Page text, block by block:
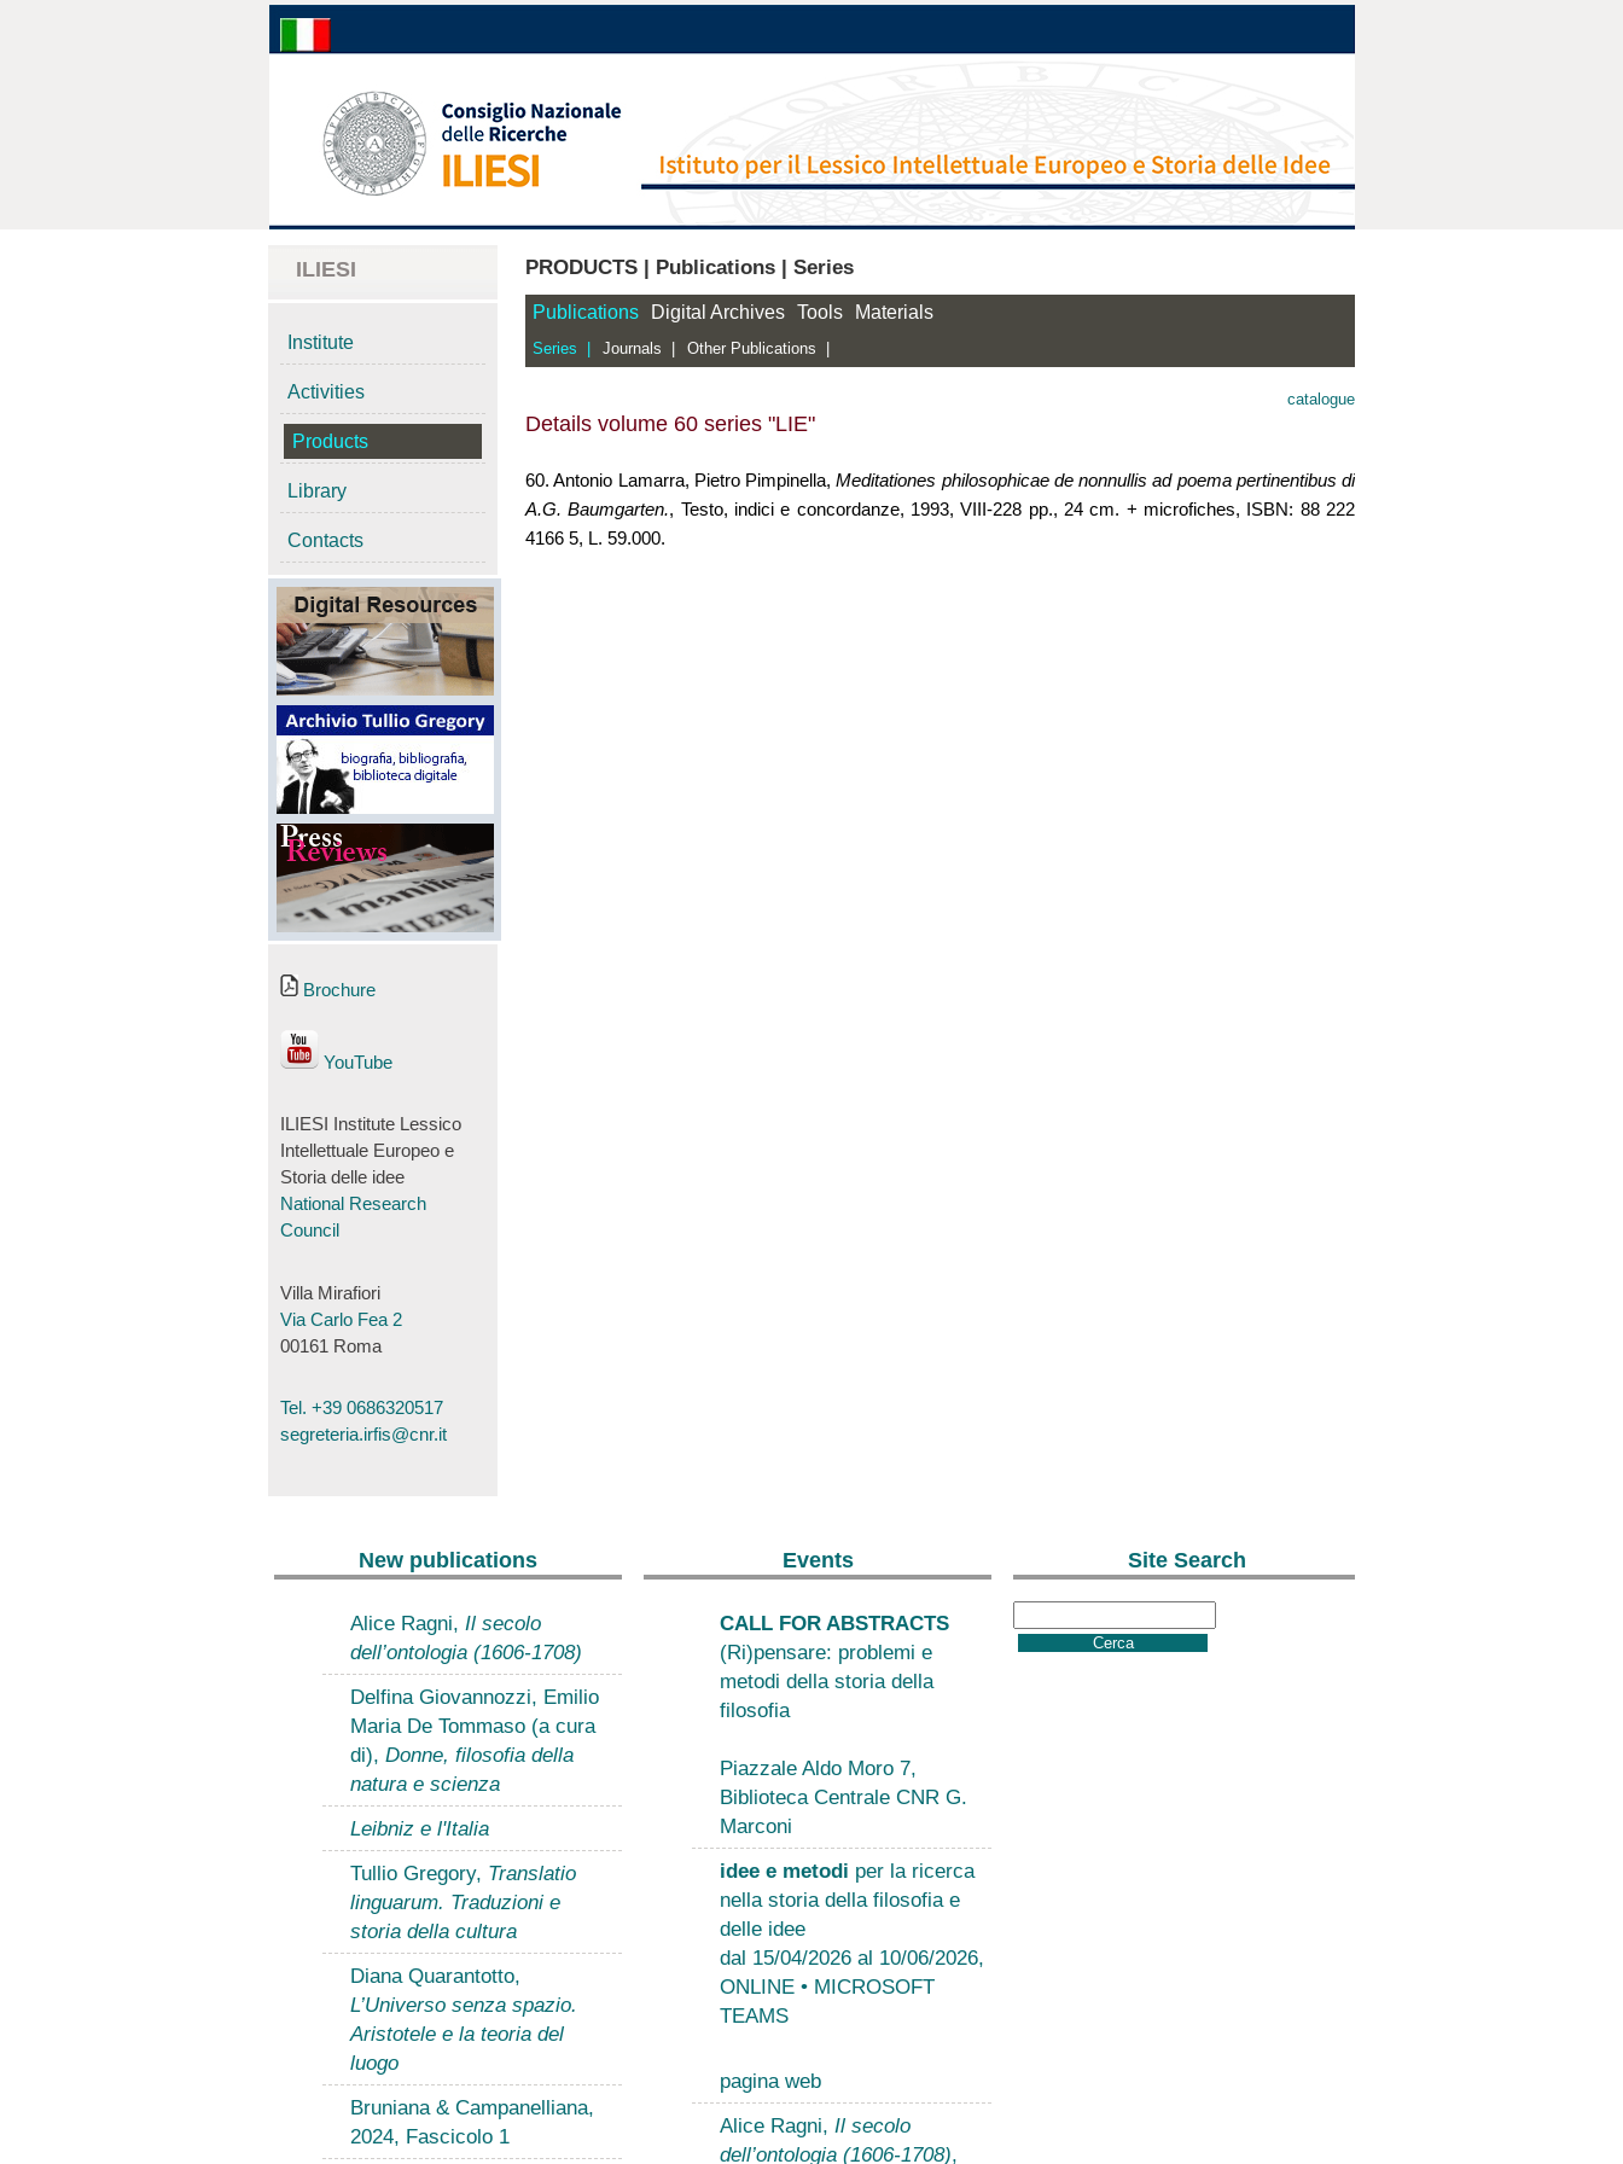
ILIESI
Institute
Activities
Products
Library
Contacts
Brochure
YouTube
ILIESI Institute Lessico
Intellettuale Europeo e
Storia delle idee
National Research
Council
Villa Mirafiori
Via Carlo Fea 2
00161 Roma
Tel. +39 0686320517
segreteria.irfis@cnr.it
PRODUCTS | Publications | Series
Publications Digital Archives Tools Materials
Series | Journals | Other Publications |
Details volume 60 series "LIE"
catalogue
60. Antonio Lamarra, Pietro Pimpinella,Meditationes philosophicae de nonnullis ad poema pertinentibus di
A.G. Baumgarten., Testo, indici e concordanze, 1993, VIII-228 pp., 24 cm. + microfiches, ISBN: 88 222
4166 5, L. 59.000.
New publications
Alice Ragni, Il secolo
dell’ontologia (1606-1708)
Delfina Giovannozzi, Emilio
Maria De Tommaso (a cura
di), Donne, filosofia della
natura e scienza
Leibniz e l'Italia
Tullio Gregory, Translatio
linguarum. Traduzioni e
storia della cultura
Diana Quarantotto,
L’Universo senza spazio.
Aristotele e la teoria del
luogo
Bruniana & Campanelliana,
2024, Fascicolo 1
Events
CALL FOR ABSTRACTS
(Ri)pensare: problemi e
metodi della storia della
filosofia
Piazzale Aldo Moro 7,
Biblioteca Centrale CNR G.
Marconi
idee e metodi per la ricerca
nella storia della filosofia e
delle idee
dal 15/04/2026 al 10/06/2026,
ONLINE • MICROSOFT
TEAMS
pagina web
Alice Ragni, Il secolo
dell’ontologia (1606-1708),
Site Search